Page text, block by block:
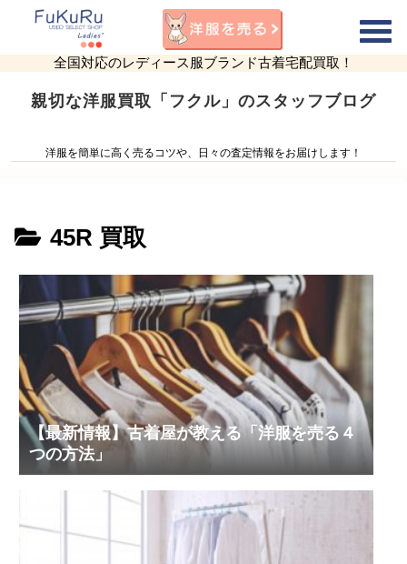
全国対応のレディース服ブランド古着宅配買取！
親切な洋服買取「フクル」のスタッフブログ
洋服を簡単に高く売るコツや、日々の査定情報をお届けします！
45R 買取
【最新情報】古着屋が教える「洋服を売る４
つの方法」